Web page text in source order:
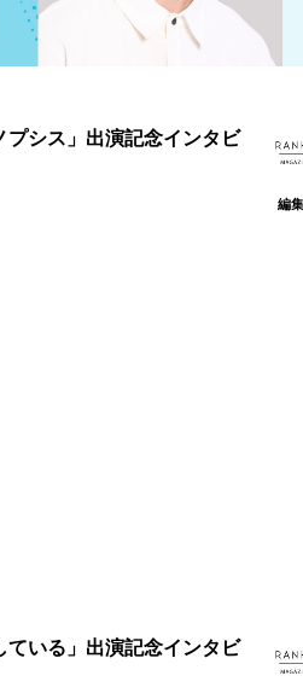
プシス」出演記念インタビ
編
ている」出演記念インタビ